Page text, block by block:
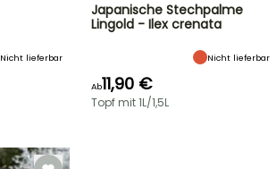
Nicht lieferbar
Japanische Stechpalme
Lingold - Ilex crenata
Nicht lieferbar
Ab11,90 €
Topf mit 1L/1,5L